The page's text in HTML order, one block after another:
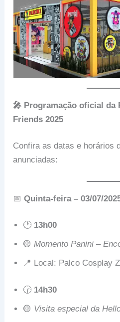
🎤 Programação oficial da
Friends 2025
Confira as datas e horários
anunciadas:
📅Quinta-feira – 03/07/
🕐 13h00
🟡Momento Panini –
📍 Local: Palco Cosplay
🕝 14h30
🟡 Visita especial da